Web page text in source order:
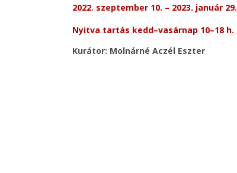
2022. szeptember 10. – 2023. január 29.
Nyitva tartás kedd–vasárnap 10–18 h.
Kurátor: Molnárné Aczél Eszter